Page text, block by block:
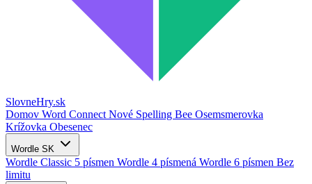
SlovneHry.sk
Domov Word Connect Nové Spelling Bee Osemsmerovka
Krížovka Obesenec
Wordle SK
Wordle Classic 5 písmen Wordle 4 písmená Wordle 6 písmen Bez
limitu